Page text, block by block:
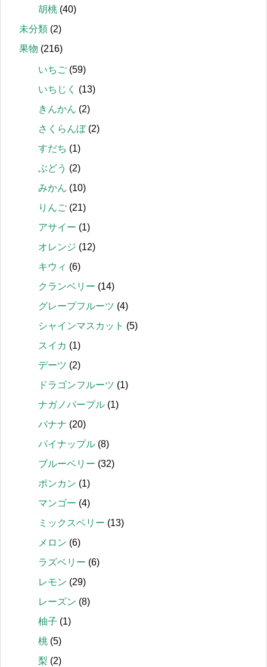
胡桃 (40)
未分類 (2)
果物 (216)
いちご (59)
いちじく
(13)
きんかん (2)
さくらんぼ(2)
すだち (1)
ぶどう (2)
みかん (10)
りんご (21)
アサイー (1)
オレンジ (12)
キウィ (6)
クランベリー (14)
グレープフルーツ (4)
シャインマスカット (5)
スイカ (1)
デーツ (2)
ドラゴンフルーツ (1)
ナガノパープル (1)
バナナ (20)
パイナップル (8)
ブルーベリー (32)
ポンカン (1)
マンゴー (4)
ミックスベリー (13)
メロン (6)
ラズベリー (6)
レモン (29)
レーズン (8)
柚子 (1)
桃 (5)
梨 (2)